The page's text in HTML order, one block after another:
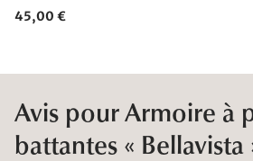
45,00 €
Avis pour Armoire à
battantes « Bellavista